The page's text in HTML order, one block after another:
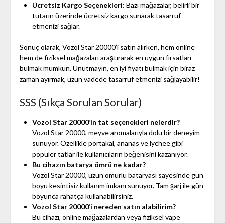
Ücretsiz Kargo Seçenekleri: Bazı mağazalar, belirli bir
tutarın üzerinde ücretsiz kargo sunarak tasarruf
etmenizi sağlar.
Sonuç olarak, Vozol Star 20000’i satın alırken, hem online
hem de fiziksel mağazaları araştırarak en uygun fırsatları
bulmak mümkün. Unutmayın, en iyi fiyatı bulmak için biraz
zaman ayırmak, uzun vadede tasarruf etmenizi sağlayabilir!
SSS (Sıkça Sorulan Sorular)
Vozol Star 20000’in tat seçenekleri nelerdir?
Vozol Star 20000, meyve aromalarıyla dolu bir deneyim
sunuyor. Özellikle portakal, ananas ve lychee gibi
popüler tatlar ile kullanıcıların beğenisini kazanıyor.
Bu cihazın batarya ömrü ne kadar?
Vozol Star 20000, uzun ömürlü bataryası sayesinde gün
boyu kesintisiz kullanım imkanı sunuyor. Tam şarj ile gün
boyunca rahatça kullanabilirsiniz.
Vozol Star 20000’i nereden satın alabilirim?
Bu cihazı, online mağazalardan veya fiziksel vape